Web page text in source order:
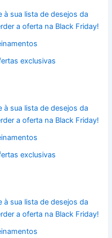
à sua lista de desejos da
a oferta na Black Friday!
exclusivas
à sua lista de desejos da
a oferta na Black Friday!
exclusivas
à sua lista de desejos da
a oferta na Black Friday!